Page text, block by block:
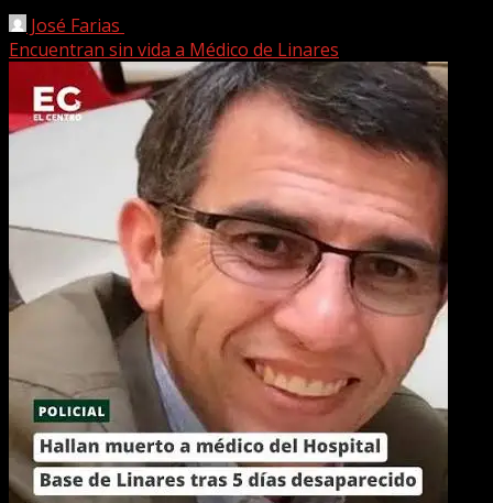
José Farias
Encuentran sin vida a Médico de Linares